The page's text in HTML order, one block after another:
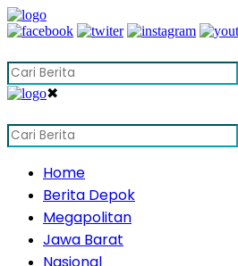
✖
Home
Berita Depok
Megapolitan
Jawa Barat